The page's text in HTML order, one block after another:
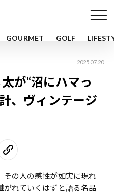
GOURMET GOLF
2025.07.20
が“沼にハマっ
、ヴィンテージ
その人の感性が如実に現れ
がれていくはずと語る名品